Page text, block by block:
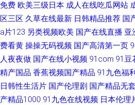
免费 欧美三级日本 成人在线吃瓜网站
区三区 久草在线最新 日韩精品推荐 国
a片123 另类视频欧美 国产在线直播 亚
费看黄 操操无码视频 国产高清第一页
人夜夜做 国产在线小视频 91com 91豆
精产国品 香蕉视频国产精品 91九色福
日韩性生活片 国产伦理剧 国产精品无
产精品1000 91九色在线视频 日本伦理